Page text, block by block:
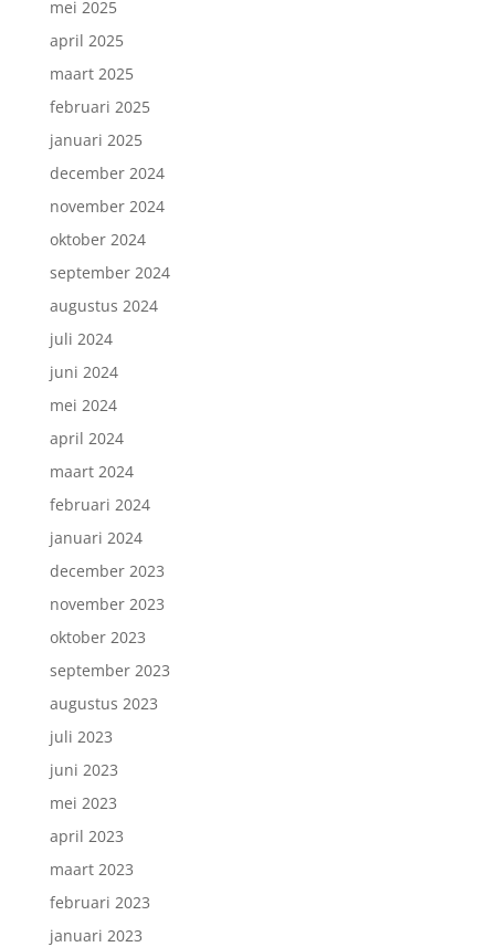
mei 2025
april 2025
maart 2025
februari 2025
januari 2025
december 2024
november 2024
oktober 2024
september 2024
augustus 2024
juli 2024
juni 2024
mei 2024
april 2024
maart 2024
februari 2024
januari 2024
december 2023
november 2023
oktober 2023
september 2023
augustus 2023
juli 2023
juni 2023
mei 2023
april 2023
maart 2023
februari 2023
januari 2023